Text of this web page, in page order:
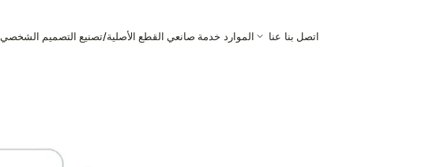
خدمة صانعي القطع الأصلية/تصنيع التصميم الشخصي الموارد عنا اتصل بنا